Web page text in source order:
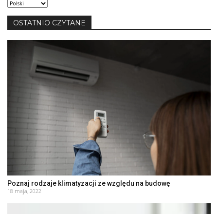
Wybierz
język
OSTATNIO CZYTANE
Poznaj rodzaje klimatyzacji ze względu na budowę
18 maja, 2022